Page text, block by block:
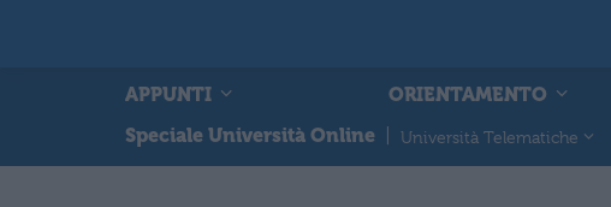
APPUNTI ORIENTAMENTO
Speciale Università Online
Università Telematiche